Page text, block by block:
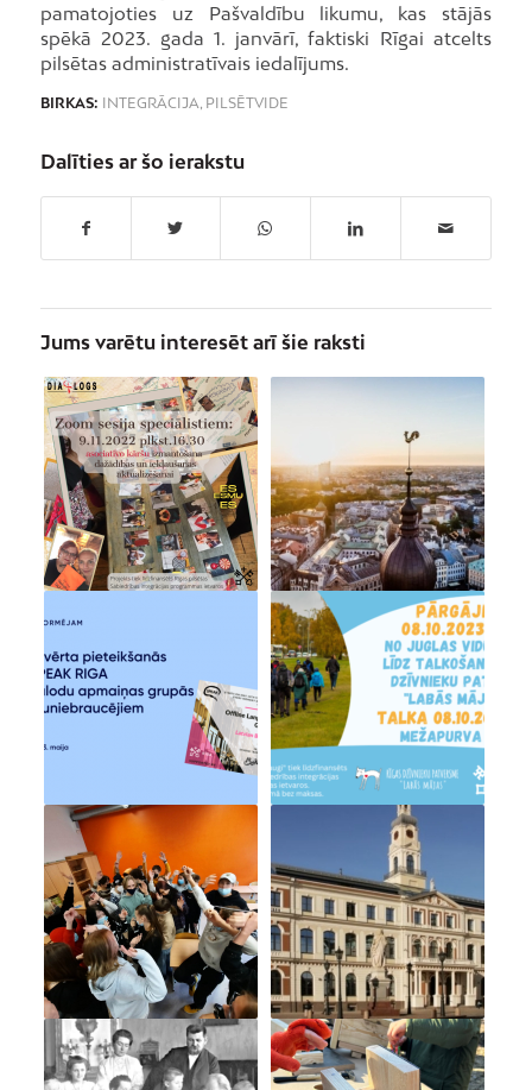
pamatojoties uz Pašvaldību likumu, kas stājās
spēkā 2023. gada 1. janvārī, faktiski Rīgai atcelts
pilsētas administratīvais iedalījums.
BIRKAS: INTEGRĀCIJA, PILSĒTVIDE
Dalīties ar šo ierakstu
Jums varētu interesēt arī šie raksti